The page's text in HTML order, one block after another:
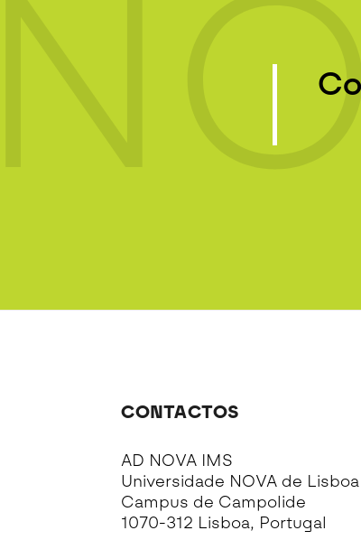
CONTACTOS
AD NOVA IMS
Universidade NOVA de Lisboa
Campus de Campolide
1070-312 Lisboa, Portugal